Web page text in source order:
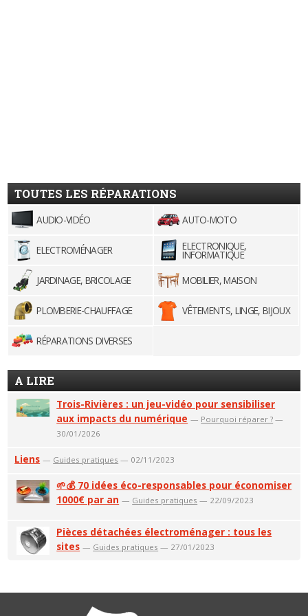
TOUTES LES RÉPARATIONS
AUDIO-VIDÉO AUTO-MOTO
ELECTROMÉNAGER ELECTRONIQUE,
INFORMATIQUE
JARDINAGE, BRICOLAGE
MOBILIER, MAISON
PLOMBERIE-CHAUFFAGE VÊTEMENTS, LINGE, BIJOUX
RÉPARATIONS DIVERSES
A LIRE
Trois-Rivières : un jeu-vidéo pour sensibiliser
aux impacts du numérique — Pourquoi réparer ? —
30/01/2026
Liens — Guides pratiques — 02/11/2023
🌱💰 70 idées éco-responsables pour économiser
1000€ par an — Guides pratiques — 22/09/2023
Pièces détachées électroménager : tous les
sites — Guides pratiques — 27/01/2023